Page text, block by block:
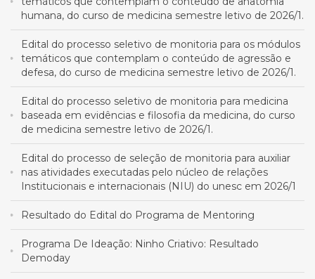
humana, do curso de medicina semestre letivo de 2026/1.
Edital do processo seletivo de monitoria para os módulos
temáticos que contemplam o conteúdo de agressão e
defesa, do curso de medicina semestre letivo de 2026/1.
Edital do processo seletivo de monitoria para medicina
baseada em evidências e filosofia da medicina, do curso
de medicina semestre letivo de 2026/1.
Edital do processo de seleção de monitoria para auxiliar
nas atividades executadas pelo núcleo de relações
Institucionais e internacionais (NIU) do unesc em 2026/1
Resultado do Edital do Programa de Mentoring
Programa De Ideação: Ninho Criativo: Resultado
Demoday